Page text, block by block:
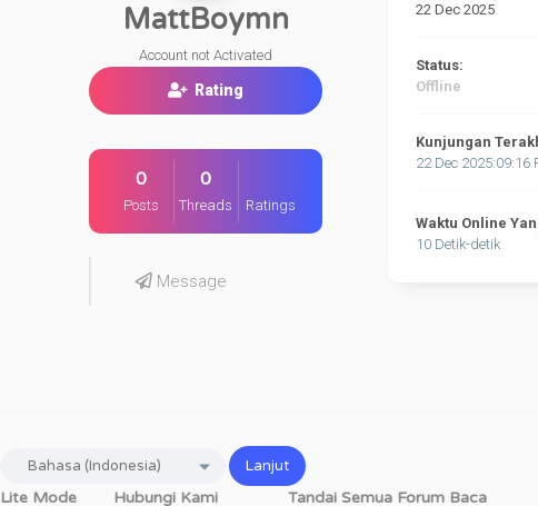
MattBoymn
Account not Activated
Rating
0
Posts
0
Threads Ratings
Message
22 Dec 2025
Status:
Offline
Kunjungan
22 Dec 2025:09:16
Waktu Online
10 Detik-detik
Lite Mode Hubungi Kami Tandai Semua Forum Baca